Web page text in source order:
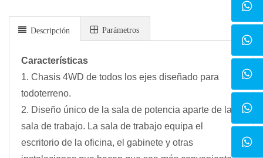
Descripción Parámetros
Características
1. Chasis 4WD de todos los ejes diseñado para
todoterreno.
2. Diseño único de la sala de potencia aparte de la
sala de trabajo. La sala de trabajo equipa el
escritorio de la oficina, el gabinete y otras